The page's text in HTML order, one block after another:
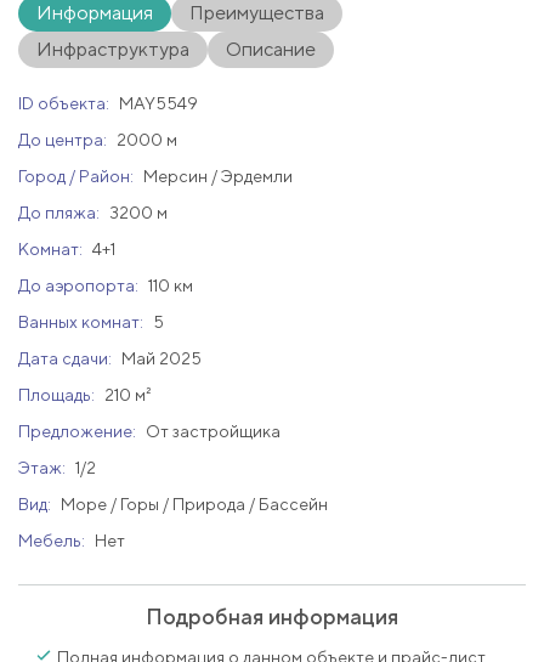
Информация
Преимущества
Инфраструктура
Описание
ID объекта:
MAY5549
До центра:
2000 м
Город / Район:
Мерсин / Эрдемли
До пляжа:
3200 м
Комнат: 4+1
До аэропорта: 110 км
Ванных комнат:
5
Дата сдачи:
Май 2025
Площадь:
210 м²
Предложение:
От застройщика
Этаж: 1/2
Вид:
Море / Горы / Природа / Бассейн
Мебель:
Нет
Подробная информация
Полная информация о данном объекте и прайс-лист